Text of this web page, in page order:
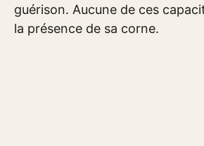
guérison. Aucune de ces
la présence de sa corne.